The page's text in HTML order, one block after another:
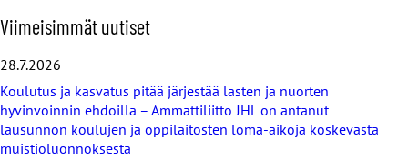
O
h
i
a
v
i
i
Viimeisimmät uutiset
28.7.2026
Koulutus ja kasvatus pitää järjestää lasten ja nuorten
hyvinvoinnin ehdoilla – Ammattiliitto JHL on antanut
lausunnon koulujen ja oppilaitosten loma-aikoja koskevasta
muistioluonnoksesta